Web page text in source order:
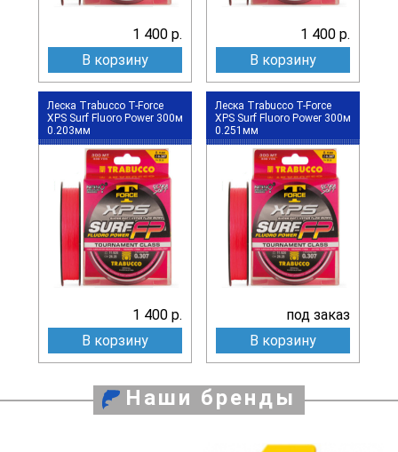
1 400 р.
В корзину
1 400 р.
В корзину
Леска Trabucco T-Force
XPS Surf Fluoro Power 300м
0.203мм
1 400 р.
В корзину
Леска Trabucco T-Force
XPS Surf Fluoro Power 300м
0.251мм
под заказ
В корзину
Наши бренды